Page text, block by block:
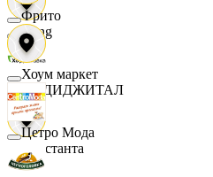
string
X5 ДИДЖИТАЛ
Константа
Фрито
Хоум маркет
Цетро Мода